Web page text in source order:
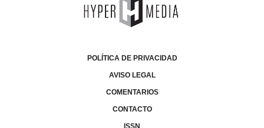
POLÍTICA DE PRIVACIDAD
AVISO LEGAL
COMENTARIOS
CONTACTO